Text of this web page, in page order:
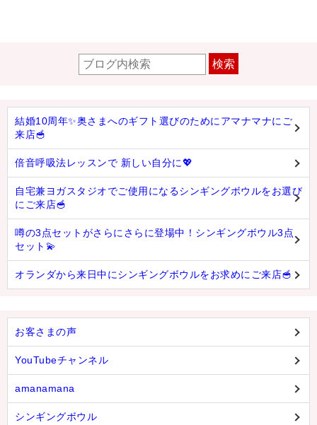
検索
結婚10周年✨奥さまへのギフト選びのためにアマナマナにご
来店🥣
倍音呼吸法レッスンで 新しい自分に💖
自宅兼ヨガスタジオでご使用になるシンギングボウルをお選び
にご来店🥣
噂の3点セットがさらにさらに登場中！シンギングボウル3点
セット💫
オランダから来日中にシンギングボウルをお求めにご来店🥣
お客さまの声
YouTubeチャンネル
amanamana
シンギングボウル